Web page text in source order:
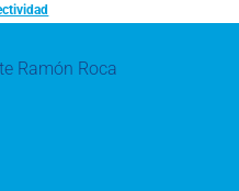
Ramón Roca